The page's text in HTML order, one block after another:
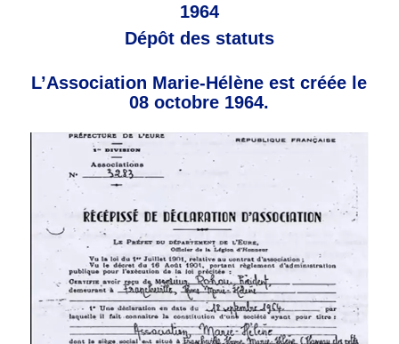
1964
Dépôt des statuts
L’Association Marie-Hélène est créée le
08 octobre 1964.